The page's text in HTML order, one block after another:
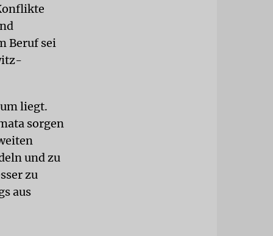
Beruf sei
liegt.
sorgen
und zu
zu
aus